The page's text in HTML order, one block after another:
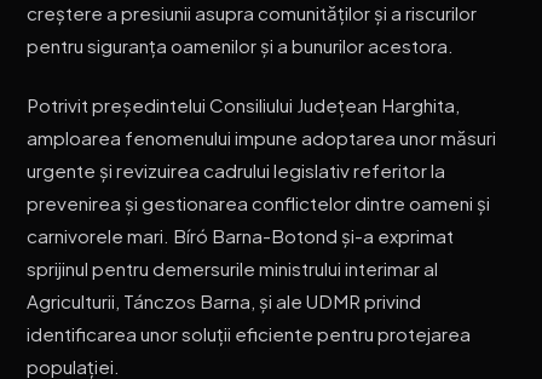
creștere a presiunii asupra comunităților și a riscurilor
pentru siguranța oamenilor și a bunurilor acestora.
Potrivit președintelui Consiliului Județean Harghita,
amploarea fenomenului impune adoptarea unor măsuri
urgente și revizuirea cadrului legislativ referitor la
prevenirea și gestionarea conflictelor dintre oameni și
carnivorele mari. Bíró Barna-Botond și-a exprimat
sprijinul pentru demersurile ministrului interimar al
Agriculturii, Tánczos Barna, și ale UDMR privind
identificarea unor soluții eficiente pentru protejarea
populației.